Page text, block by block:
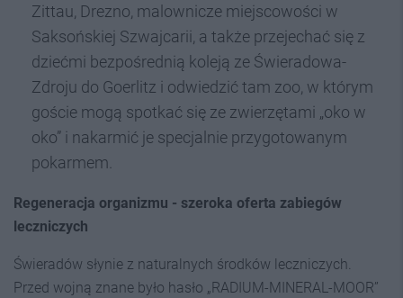
Zittau, Drezno, malownicze miejscowości w
Saksońskiej Szwajcarii, a także przejechać się z
dziećmi bezpośrednią koleją ze Świeradowa-
Zdroju do Goerlitz i odwiedzić tam zoo, w którym
goście mogą spotkać się ze zwierzętami „oko w
oko” i nakarmić je specjalnie przygotowanym
pokarmem.
Regeneracja organizmu - szeroka oferta zabiegów
leczniczych
Świeradów słynie z naturalnych środków leczniczych.
Przed wojną znane było hasło „RADIUM-MINERAL-MOOR”